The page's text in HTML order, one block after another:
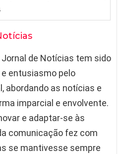
Jornal de Notícias tem sido
entusiasmo pelo
abordando as notícias e
imparcial e envolvente.
e adaptar-se às
comunicação fez com
se mantivesse sempre